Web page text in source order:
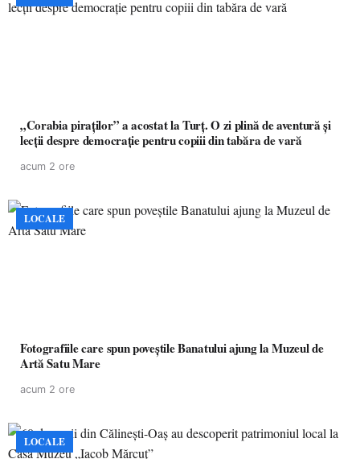
„Corabia piraților” a acostat la Turț. O zi plină de aventură și
lecții despre democrație pentru copiii din tabăra de vară
acum 2 ore
LOCALE
Fotografiile care spun poveștile Banatului ajung la Muzeul de
Artă Satu Mare
acum 2 ore
LOCALE